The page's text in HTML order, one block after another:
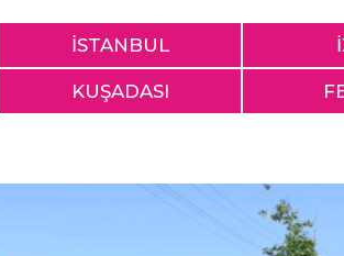
İSTANBUL
KUŞADASI